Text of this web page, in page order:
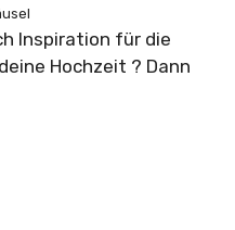
Inspiration für die
Hochzeit ? Dann